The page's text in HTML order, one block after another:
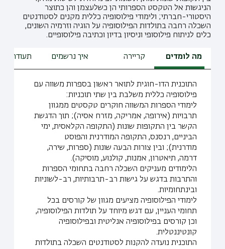
הניגשות אל הטקסט הספרותי הן כשלעצמן והן כתוצר
היסטורי-חברתי; ולימודי פילוסופיה כללית מקנים לסטודנטים
השכלה רחבה בתולדות הפילוסופיה על הוגיה וזרמיה השונים,
כלים לניתוח פילוסופי וניסיון בדיון וכתיבה פילוסופיים.
מה לומדים קריירה איך נרשמים תעודת
התוכנית הדו-חוגית לתואר ראשון בספרות משווה עם
פילוסופיה כללית משלבת בין שתי תוכניות:
לימודי הספרות המשווה חוקרים טקסטים ממגוון
תרבויות (אירופה, אמריקה, מזרח אסיה); תוך הדגשת
הקשר בין התקופות שונות (התקופה הקלאסית, ימי
הביניים, רנסנס, התקופה המודרנית והפוסט
מודרנית); ובין צורות הבעה שונות (ספרות, שירה,
דרמה, תיאטרון, אמנות, קולנוע, מוסיקה).
הלימודים מעניקים השכלה רחבה בתחומי הספרות
והתרבות בדגש על גישות רב-תרבותיות, רב-לשוניות
ובינתחומיות.
לימודי הפילוסופיה מציעים מגוון של קורסים בכל
תחומי העניין, עם דגש מיוחד על תולדות הפילוסופיה,
וכן קורסים בפילוסופיה אנליטית ובפילוסופיה
קונטיננטלית.
התוכנית נועדה להקנות לסטודנטים השכלה בתולדות